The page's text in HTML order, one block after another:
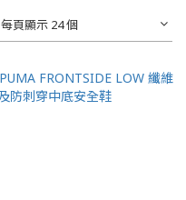
每頁顯示 24 個